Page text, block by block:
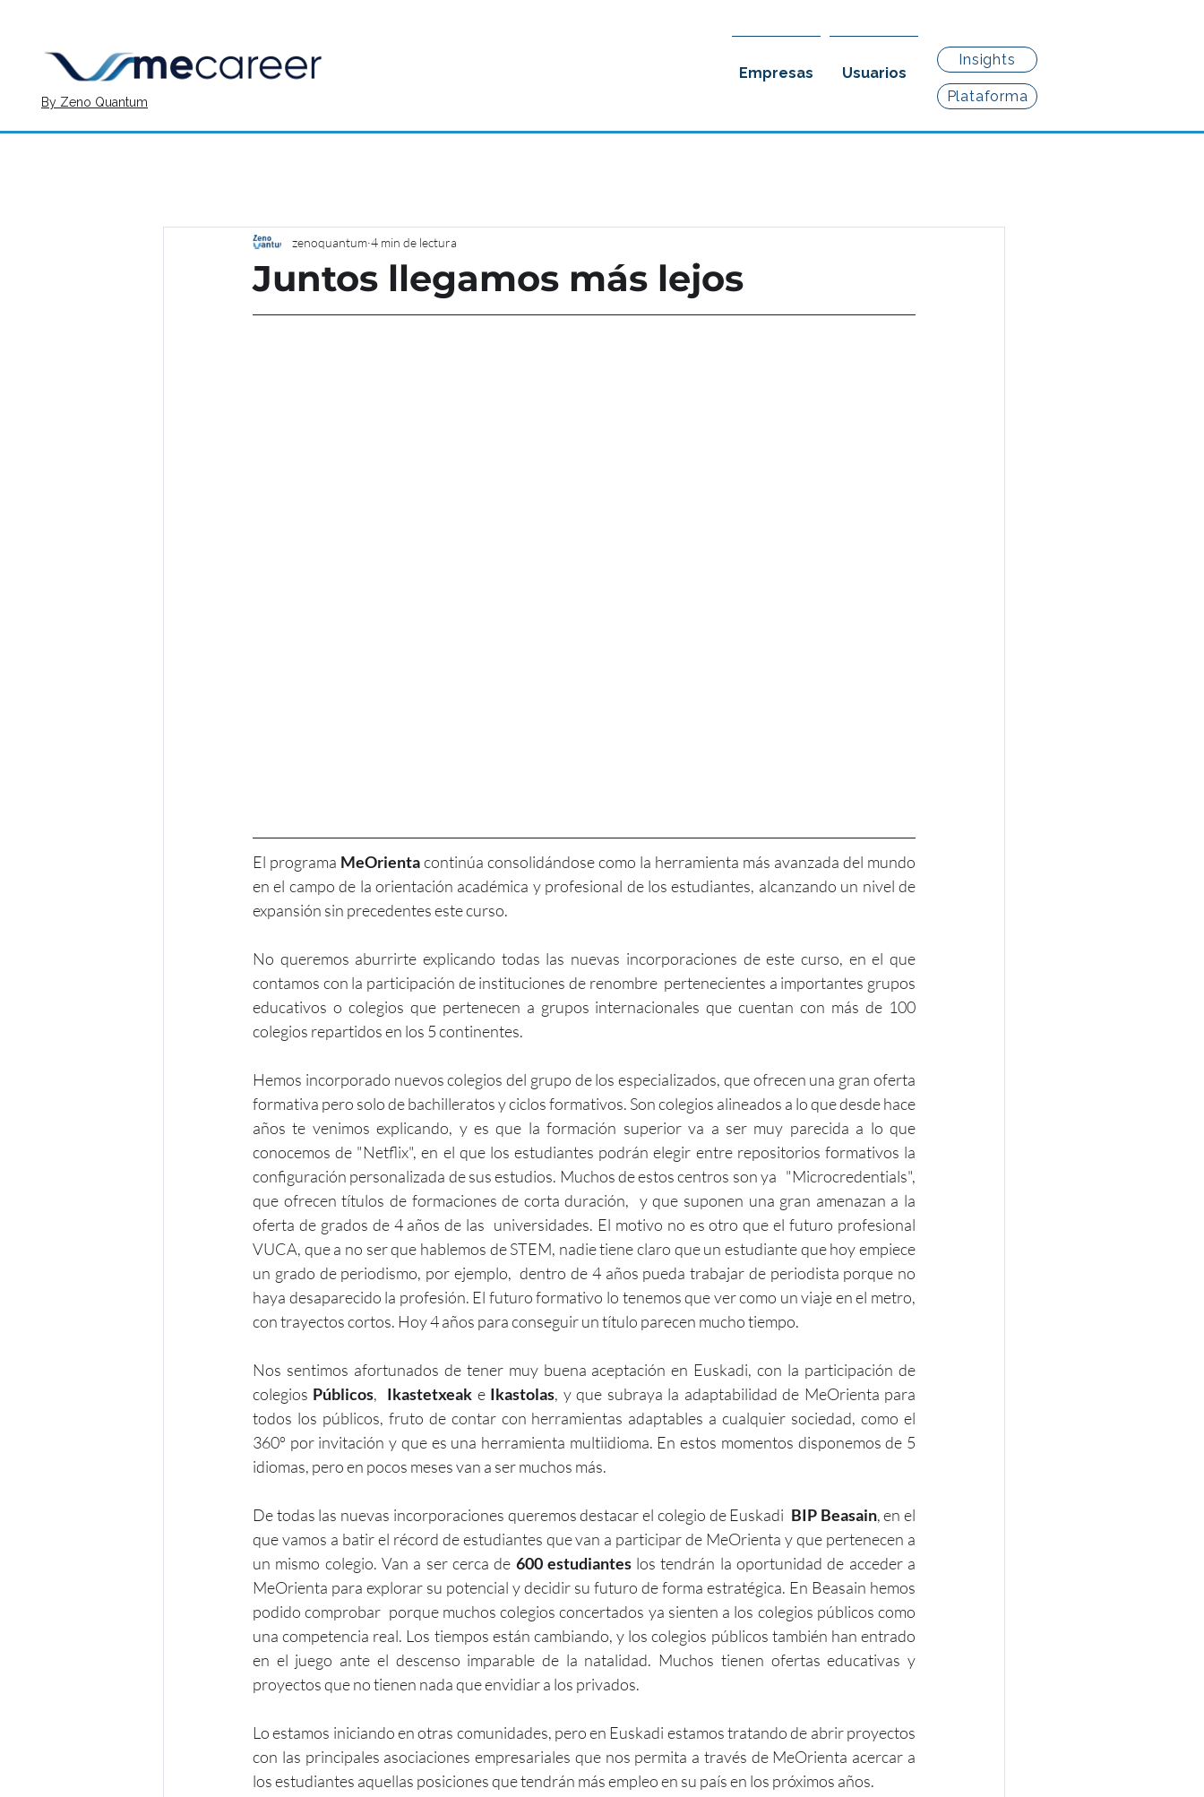
By Zeno Quantum
Empresas Usuarios
Insights
Plataforma
Juntos llegamos más lejos
zenoquantum 4 min de lectura
El programa MeOrienta continúa consolidándose como la herramienta más avanzada del mundo
en el campo de la orientación académica y profesional de los estudiantes, alcanzando un nivel de
expansión sin precedentes este curso.
No queremos aburrirte explicando todas las nuevas incorporaciones de este curso, en el que
contamos con la participación de instituciones de renombre  pertenecientes a importantes grupos
educativos o colegios que pertenecen a grupos internacionales que cuentan con más de 100
colegios repartidos en los 5 continentes.
Hemos incorporado nuevos colegios del grupo de los especializados, que ofrecen una gran oferta
formativa pero solo de bachilleratos y ciclos formativos. Son colegios alineados a lo que desde hace
años te venimos explicando, y es que la formación superior va a ser muy parecida a lo que
conocemos de "Netflix", en el que los estudiantes podrán elegir entre repositorios formativos la
configuración personalizada de sus estudios. Muchos de estos centros son ya   "Microcredentials",
que ofrecen títulos de formaciones de corta duración,  y que suponen una gran amenazan a la
oferta de grados de 4 años de las  universidades. El motivo no es otro que el futuro profesional
VUCA, que a no ser que hablemos de STEM, nadie tiene claro que un estudiante que hoy empiece
un grado de periodismo, por ejemplo,  dentro de 4 años pueda trabajar de periodista porque no
haya desaparecido la profesión. El futuro formativo lo tenemos que ver como un viaje en el metro,
con trayectos cortos. Hoy 4 años para conseguir un título parecen mucho tiempo.
Nos sentimos afortunados de tener muy buena aceptación en Euskadi, con la participación de
colegios Públicos, Ikastetxeak e Ikastolas, y que subraya la adaptabilidad de MeOrienta para
todos los públicos, fruto de contar con herramientas adaptables a cualquier sociedad, como el
360º por invitación y que es una herramienta multiidioma. En estos momentos disponemos de 5
idiomas, pero en pocos meses van a ser muchos más.
De todas las nuevas incorporaciones queremos destacar el colegio de Euskadi BIP Beasain, en el
que vamos a batir el récord de estudiantes que van a participar de MeOrienta y que pertenecen a
un mismo colegio. Van a ser cerca de 600 estudiantes los tendrán la oportunidad de acceder a
MeOrienta para explorar su potencial y decidir su futuro de forma estratégica. En Beasain hemos
podido comprobar  porque muchos colegios concertados ya sienten a los colegios públicos como
una competencia real. Los tiempos están cambiando, y los colegios públicos también han entrado
en el juego ante el descenso imparable de la natalidad. Muchos tienen ofertas educativas y
proyectos que no tienen nada que envidiar a los privados.
Lo estamos iniciando en otras comunidades, pero en Euskadi estamos tratando de abrir proyectos
con las principales asociaciones empresariales que nos permita a través de MeOrienta acercar a
los estudiantes aquellas posiciones que tendrán más empleo en su país en los próximos años.